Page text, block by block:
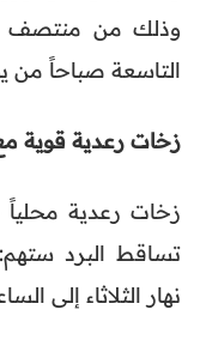
وذلك من منتصف
التاسعة صباحاً من
زخات رعدية قوية
تساقط البرد
نهار الثلاثاء إلى